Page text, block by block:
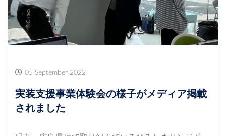
05 September 2022
実装支援事業体験会の様子がメディア掲載
されました